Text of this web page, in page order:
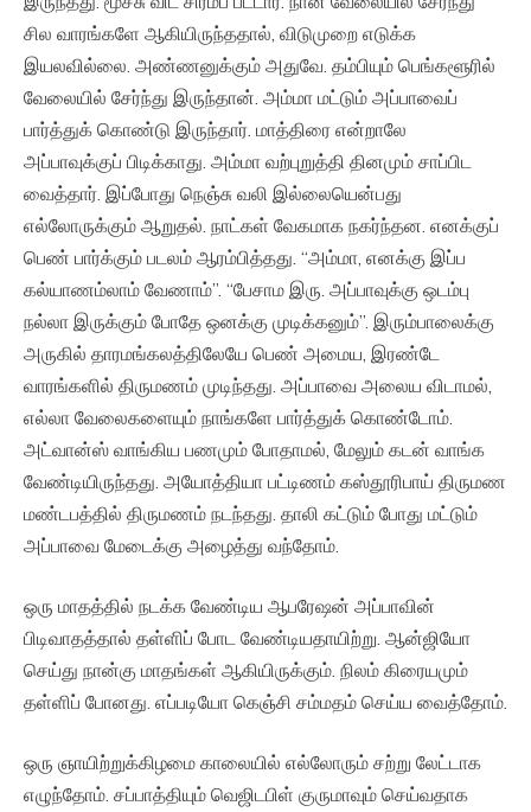
சில வாரங்களே ஆகியிருந்ததால், விடுமுறை எடுக்க
இயலவில்லை. அண்ணனுக்கும் அதுவே. தம்பியும் பெங்களூரில்
வேலையில் சேர்ந்து இருந்தான்‌. அம்மா மட்டும் அப்பாவைப்
பார்த்துக் கொண்டு இருந்தார். மாத்திரை என்றாலே
அப்பாவுக்குப் பிடிக்காது. அம்மா வற்புறுத்தி தினமும் சாப்பிட
வைத்தார். இப்போது நெஞ்சு வலி இல்லையென்பது
எல்லோருக்கும் ஆறுதல். நாட்கள் வேகமாக நகர்ந்தன. எனக்குப்
பெண் பார்க்கும் படலம் ஆரம்பித்தது. “அம்மா, எனக்கு இப்ப
கல்யாணம்லாம் வேணாம்”. “பேசாம இரு. அப்பாவுக்கு ஒடம்பு
நல்லா இருக்கும் போதே ஒனக்கு முடிக்கனும்”. இரும்பாலைக்கு
அருகில் தாரமங்கலத்திலேயே பெண் அமைய, இரண்டே
வாரங்களில் திருமணம் முடிந்தது. அப்பாவை அலைய விடாமல்,
எல்லா வேலைகளையும் நாங்களே பார்த்துக் கொண்டோம்.
அட்வான்ஸ் வாங்கிய பணமும் போதாமல், மேலும் கடன் வாங்க
வேண்டியிருந்தது. அயோத்தியா பட்டிணம் கஸ்தூரிபாய் திருமண
மண்டபத்தில் திருமணம் நடந்தது. தாலி கட்டும் போது மட்டும்
அப்பாவை மேடைக்கு அழைத்து வந்தோம்.
ஒரு மாதத்தில் நடக்க வேண்டிய ஆபரேஷன் அப்பாவின்
பிடிவாதத்தால் தள்ளிப் போட வேண்டியதாயிற்று. ஆன்ஜியோ
செய்து நான்கு மாதங்கள் ஆகியிருக்கும். நிலம் கிரையமும்
தள்ளிப் போனது. எப்படியோ கெஞ்சி சம்மதம் செய்ய வைத்தோம்.
ஒரு ஞாயிற்றுக்கிழமை காலையில் எல்லோரும் சற்று லேட்டாக
எழுந்தோம். சப்பாத்தியும் வெஜிடபிள் குருமாவும் செய்வதாக